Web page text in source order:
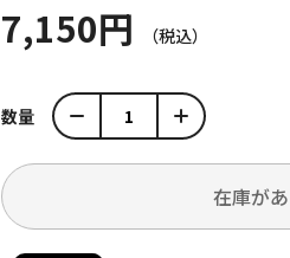
7,150円
数量
在庫が